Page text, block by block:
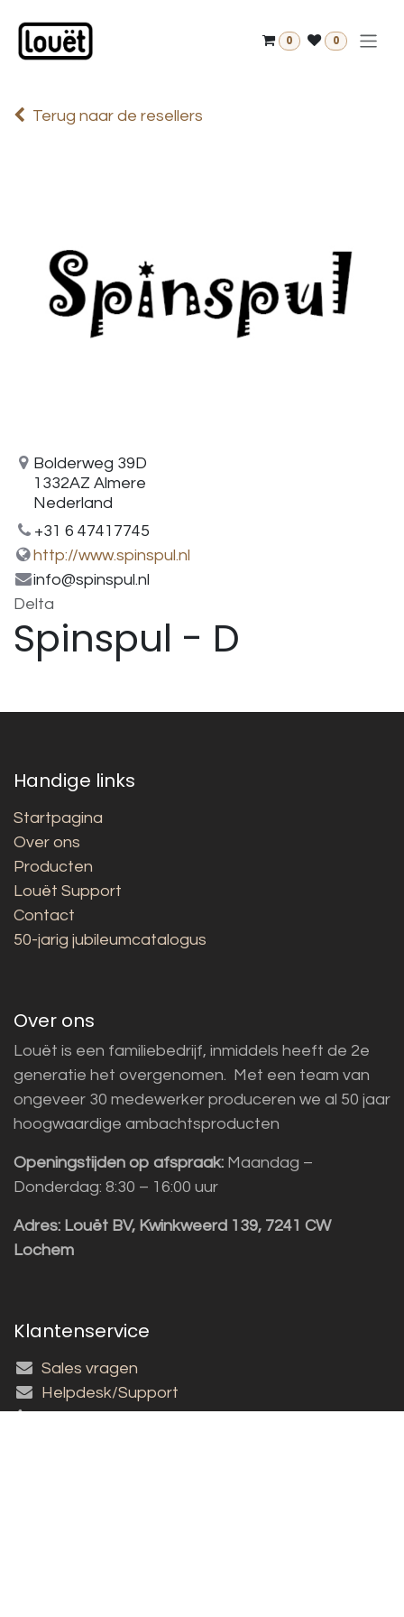
0 0
Terug naar de resellers
Bolderweg 39D
1332AZ Almere
Nederland
+31 6 47417745
http://www.spinspul.nl
info@spinspul.nl
Delta
Spinspul - D
Handige links
Startpagina
Over ons
Producten
Louët Support
Contact
50-jarig jubileumcatalogus
Over ons
Louët is een familiebedrijf, inmiddels heeft de 2e
generatie het overgenomen. Met een team van
ongeveer 30 medewerker produceren we al 50 jaar
hoogwaardige ambachtsproducten
Openingstijden op afspraak: Maandag –
Donderdag: 8:30 – 16:00 uur
Adres: Louët BV, Kwinkweerd 139, 7241 CW
Lochem
Klantenservice
Sales vragen
Helpdesk/Support
+31 (0)573 252229